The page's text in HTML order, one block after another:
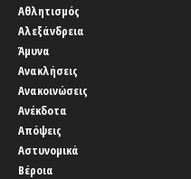
Αθλητισμός
Αλεξάνδρεια
Άμυνα
Ανακλήσεις
Ανακοινώσεις
Ανέκδοτα
Απόψεις
Αστυνομικά
Βέροια